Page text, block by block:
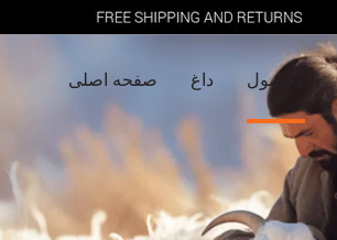
صفحه اصلی داغ محصول